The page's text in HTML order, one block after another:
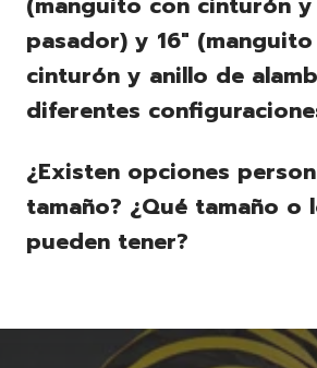
pasador) y 16"
cinturón y anillo de
diferentes
¿Existen opciones
tamaño? ¿Qué tamaño o
pueden tener?